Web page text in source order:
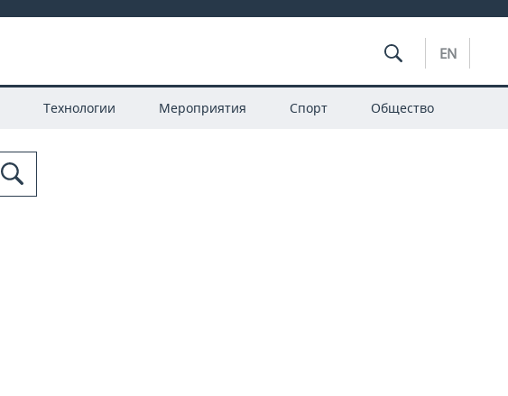
EN
Технологии Мероприятия Спорт Общество